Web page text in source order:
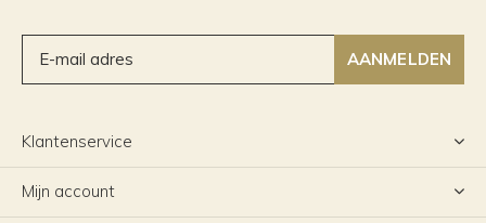
AANMELDEN
Klantenservice
Mijn account